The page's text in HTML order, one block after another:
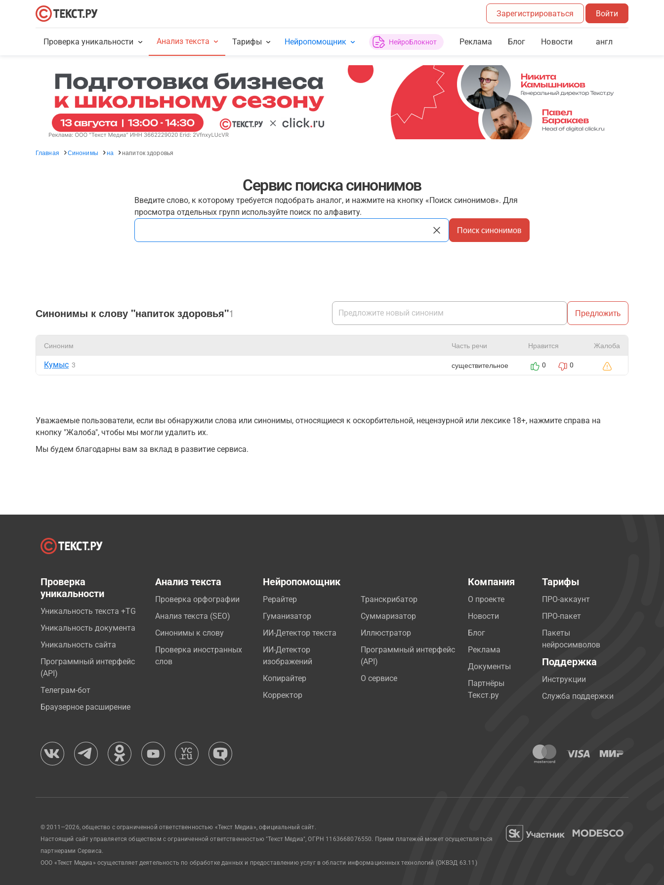
Зарегистрироваться Войти
Проверка уникальности Анализ текста Тарифы Нейропомощник НейроБлокнот Реклама Блог Новости англ
Главная Синонимы на напиток здоровья
Сервис поиска синонимов
Введите слово, к которому требуется подобрать аналог, и нажмите на кнопку «Поиск синонимов». Для
просмотра отдельных групп используйте поиск по алфавиту.
Поиск синонимов
Синонимы к слову "напиток здоровья"1 Предложить
Синоним Часть речи Нравится Жалоба
Кумыс 3 существительное 0 0
Уважаемые пользователи, если вы обнаружили слова или синонимы, относящиеся к оскорбительной, нецензурной или лексике 18+, нажмите справа на
кнопку "Жалоба", чтобы мы могли удалить их.
Мы будем благодарны вам за вклад в развитие сервиса.
Проверка
уникальности
Уникальность текста +TG
Уникальность документа
Уникальность сайта
Программный интерфейс
(API)
Телеграм-бот
Браузерное расширение
Анализ текста
Проверка орфографии
Анализ текста (SEO)
Синонимы к слову
Проверка иностранных
слов
Нейропомощник
Рерайтер
Гуманизатор
ИИ-Детектор текста
ИИ-Детектор
изображений
Копирайтер
Корректор
Транскрибатор
Суммаризатор
Иллюстратор
Программный интерфейс
(API)
О сервисе
Компания
О проекте
Новости
Блог
Реклама
Документы
Партнёры
Текст.ру
Тарифы
ПРО-аккаунт
ПРО-пакет
Пакеты
нейросимволов
Поддержка
Инструкции
Служба поддержки
© 2011—2026, общество с ограниченной ответственностью «Текст Медиа», официальный сайт.
Настоящий сайт управляется обществом с ограниченной ответственностью "Текст Медиа", ОГРН 1163668076550. Прием платежей может осуществляться
партнерами Сервиса.
ООО «Текст Медиа» осуществляет деятельность по обработке данных и предоставлению услуг в области информационных технологий (ОКВЭД 63.11)